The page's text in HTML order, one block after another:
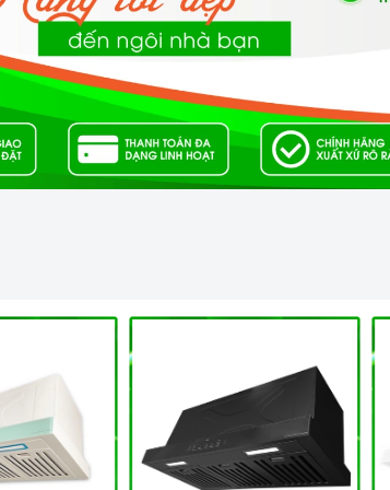
h
quạt thông gió kết hợp với các màng lọc. Máy
hệ thống dẫn khí, lưới lọc, quạt hút, đèn chiếu
mùi được đẩy ra ngoài theo đường ống thoátD150.
cho không khí trong phòng bếp luôn sạch sẽ.
sẽ được đẩy hoàn toàn ra ngoài trời.
hưởng đến sinh hoạt gia đình bạn. Tổng điện
7 tiếng đồng hồ hoạt động của máy mới hết có 1